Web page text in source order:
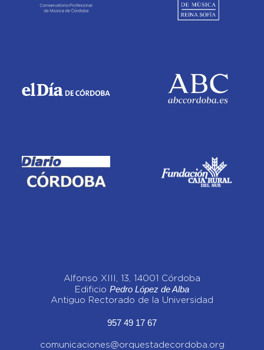
Alfonso XIII, 13, 14001 Córdoba
Edificio Pedro López de Alba
Antiguo Rectorado de la Universidad
957 49 17 67
comunicaciones@orquestadecordoba.org